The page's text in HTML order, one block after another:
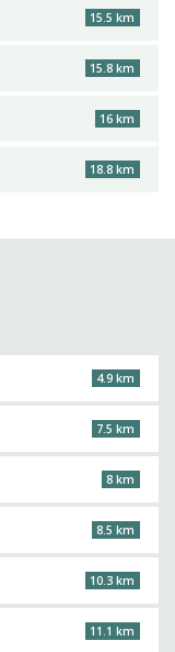
15.5 km
15.8 km
16 km
18.8 km
4.9 km
7.5 km
8 km
8.5 km
10.3 km
11.1 km